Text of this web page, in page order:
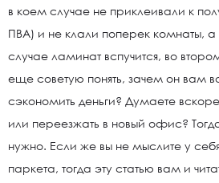
в коем случае не приклеивали к
ПВА) и не клали поперек комнаты, а
случае ламинат вспучится, во
еще советую понять, зачем он вам
сэкономить деньги? Думаете
или переезжать в новый офис?
нужно. Если же вы не мыслите у
паркета, тогда эту статью вам и